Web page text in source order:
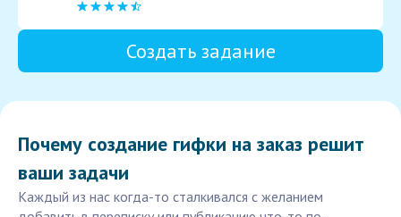
Создать задание
Почему создание гифки на заказ решит
ваши задачи
Каждый из нас когда-то сталкивался с желанием